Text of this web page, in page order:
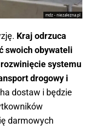
mdz - niezalezna.pl
Kraj odrzuca
swoich obywateli
systemu
drogowy i
dostaw i będzie
darmowych